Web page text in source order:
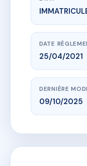
r moi laminaire,
DATE
25/04/2021
DERNIÈRE
09/10/2025